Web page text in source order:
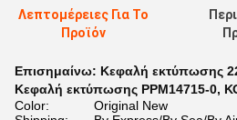
Λεπτομέρειες Για Το
Προϊόν
Επισημαίνω: Κεφαλή εκτύπωσης
Κεφαλή εκτύπωσης PPM14715-0,
Color:
Original New